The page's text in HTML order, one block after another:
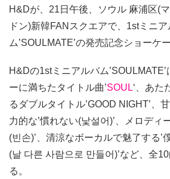
H&Dが、21日午後、ソウル 麻浦区(
ドン)新韓FANスクエアで、1stミニア
ム’SOULMATE’の発売記念ショーケ
H&Dの1stミニアルバム
ーに満ちたタイトル曲’SOUL‘、あた
るダブルタイトル’GOOD NIGHT’、
力的な’慣れない(낯설어)’、メロディ
(빈손)’、清涼なボーカルで魅了する’
(날 다른 사람으로 만들어)’など、全
る。